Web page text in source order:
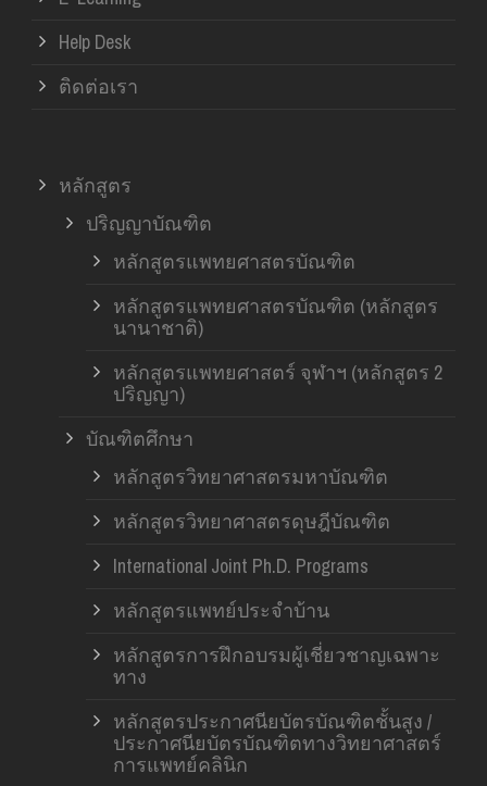
Help Desk
ติดต่อเรา
หลักสูตร
ปริญญาบัณฑิต
หลักสูตรแพทยศาสตรบัณฑิต
หลักสูตรแพทยศาสตรบัณฑิต (หลักสูตร
นานาชาติ)
หลักสูตรแพทยศาสตร์ จุฬาฯ (หลักสูตร 2
ปริญญา)
บัณฑิตศึกษา
หลักสูตรวิทยาศาสตรมหาบัณฑิต
หลักสูตรวิทยาศาสตรดุษฎีบัณฑิต
International Joint Ph.D. Programs
หลักสูตรแพทย์ประจำบ้าน
หลักสูตรการฝึกอบรมผู้เชี่ยวชาญเฉพาะ
ทาง
หลักสูตรประกาศนียบัตรบัณฑิตชั้นสูง /
ประกาศนียบัตรบัณฑิตทางวิทยาศาสตร์
การแพทย์คลินิก